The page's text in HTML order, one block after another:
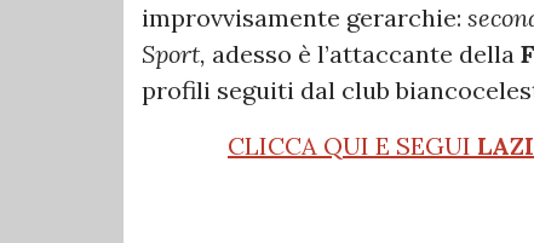
improvvisamente gerarchie:
Sport, adesso è l’attaccante della
profili seguiti dal club
CLICCA QUI E SEGUI